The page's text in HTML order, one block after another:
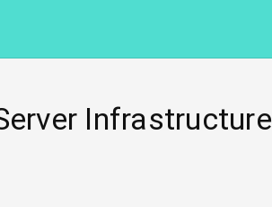
Infrastructure